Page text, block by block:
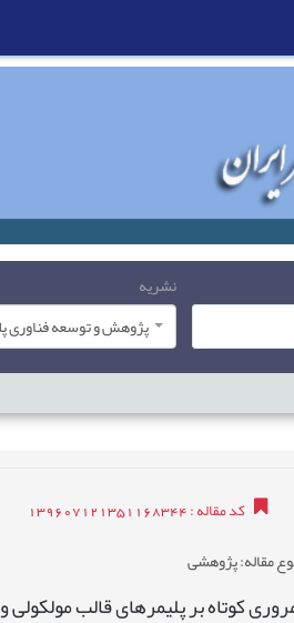
نشریه
کد مقاله: 139607121351168344
مقاله: پژوهشی
کوتاه بر پلیمرهای قالب